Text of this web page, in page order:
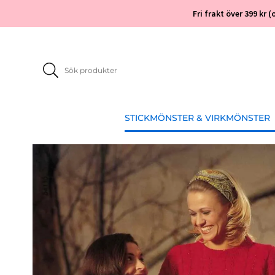
Fri frakt över 399 kr
STICKMÖNSTER & VIRKMÖNSTER